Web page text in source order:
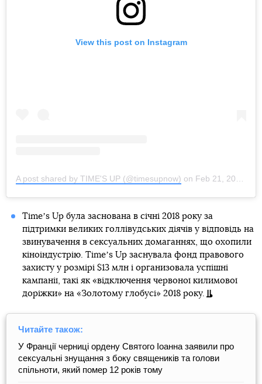
View this post on Instagram
A post shared by TIME'S UP (@timesupnow) on Feb 21, 2019 at 10:42pm PST
Timeʼs Up була заснована в січні 2018 року за
підтримки великих голлівудських діячів у відповідь на
звинувачення в сексуальних домаганнях, що охопили
кіноіндустрію. Timeʼs Up заснувала фонд правового
захисту у розмірі $13 млн і организовала успішні
кампанії, такі як «відключення червоної килимової
доріжки» на «Золотому глобусі» 2018 року.
Читайте також:
У Франції черниці ордену Святого Іоанна заявили про
сексуальні знущання з боку священиків та голови
спільноти, який помер 12 років тому